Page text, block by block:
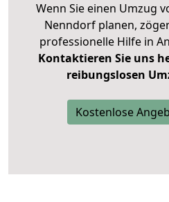
Wenn Sie einen Umzug
Nenndorf planen,
professionelle Hilfe in
Kontaktieren Sie uns
reibungslosen
Kostenlose